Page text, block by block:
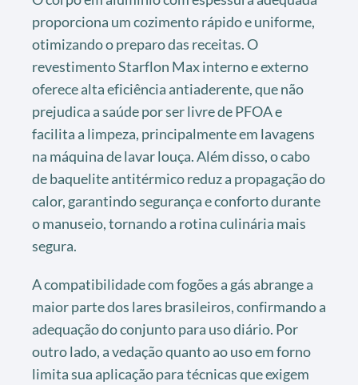
proporciona um cozimento rápido e uniforme,
otimizando o preparo das receitas. O
revestimento Starflon Max interno e externo
oferece alta eficiência antiaderente, que não
prejudica a saúde por ser livre de PFOA e
facilita a limpeza, principalmente em lavagens
na máquina de lavar louça. Além disso, o cabo
de baquelite antitérmico reduz a propagação do
calor, garantindo segurança e conforto durante
o manuseio, tornando a rotina culinária mais
segura.
A compatibilidade com fogões a gás abrange a
maior parte dos lares brasileiros, confirmando a
adequação do conjunto para uso diário. Por
outro lado, a vedação quanto ao uso em forno
limita sua aplicação para técnicas que exigem